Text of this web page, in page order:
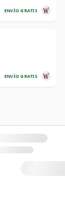
ENVÍO GRATIS
ENVÍO GRATIS